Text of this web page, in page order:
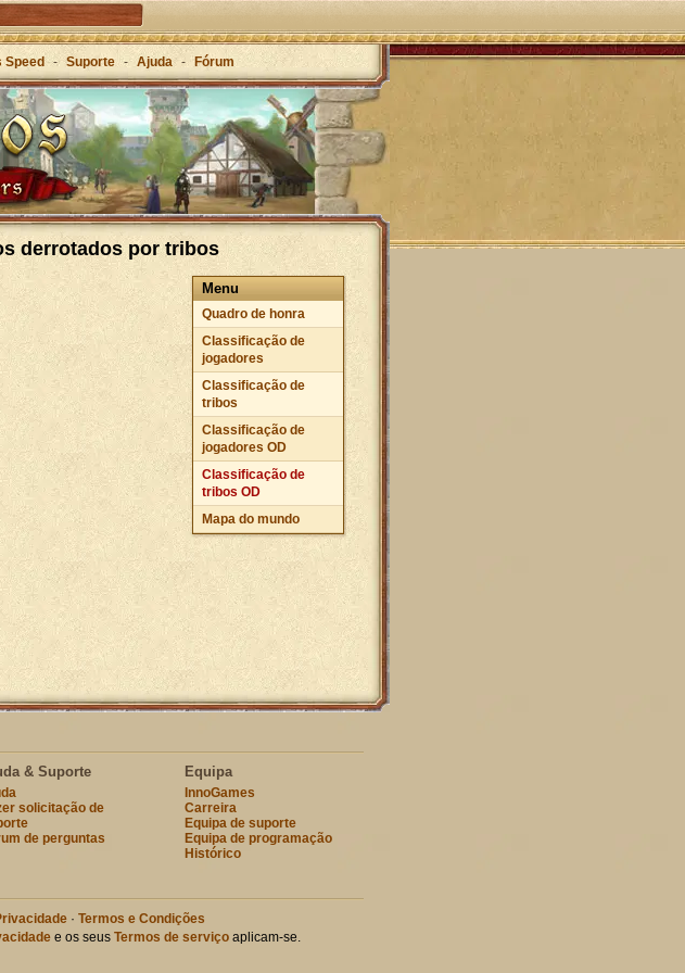
longo das eras
na Grécia Antiga
Speed - Suporte - Ajuda - Fórum
derrotados por tribos
Menu
Quadro de honra
Classificação de
jogadores
Classificação de
tribos
Classificação de
jogadores OD
Classificação de
tribos OD
Mapa do mundo
& Suporte
solicitação de
de perguntas
Equipa
InnoGames
Carreira
Equipa de suporte
Equipa de programação
Histórico
· Termos e Condições
e os seus Termos de serviçoaplicam-se.